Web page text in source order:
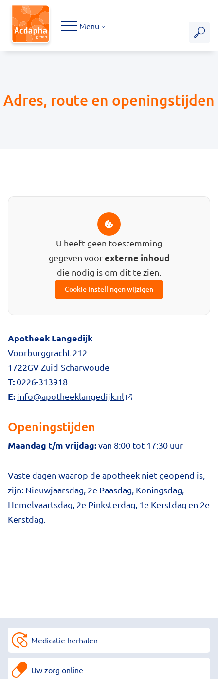
Hoofdmenu
Menu
Adres, route en openingstijden
U heeft geen toestemming
gegeven voorexterne inhoud
die nodig is om dit te zien.
Cookie-instellingen wijzigen
Apotheek Langedijk
Voorburggracht 212
1722GV Zuid-Scharwoude
T: 0226-313918
E: info@apotheeklangedijk.nl
Openingstijden
Maandag t/m vrijdag:van 8:00 tot 17:30 uur
Vaste dagen waarop de apotheek niet geopend is,
zijn: Nieuwjaarsdag, 2e Paasdag, Koningsdag,
Hemelvaartsdag, 2e Pinksterdag, 1e Kerstdag en 2e
Kerstdag.
Medicatie herhalen
Uw zorg online